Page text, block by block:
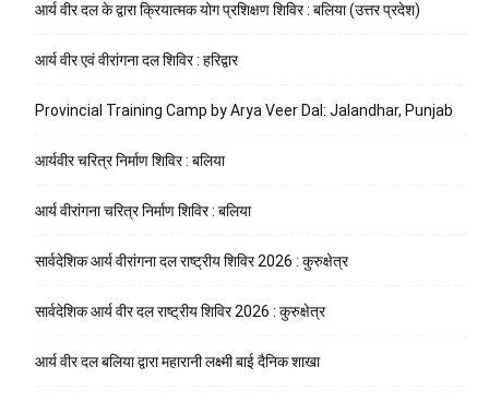
आर्य वीर दल के द्वारा क्रियात्मक योग प्रशिक्षण शिविर : बलिया (उत्तर प्रदेश)
आर्य वीर एवं वीरांगना दल शिविर : हरिद्वार
Provincial Training Camp by Arya Veer Dal: Jalandhar, Punjab
आर्यवीर चरित्र निर्माण शिविर : बलिया
आर्य वीरांगना चरित्र निर्माण शिविर : बलिया
सार्वदेशिक आर्य वीरांगना दल राष्ट्रीय शिविर 2026 : कुरुक्षेत्र
सार्वदेशिक आर्य वीर दल राष्ट्रीय शिविर 2026 : कुरुक्षेत्र
आर्य वीर दल बलिया द्वारा महारानी लक्ष्मी बाई दैनिक शाखा